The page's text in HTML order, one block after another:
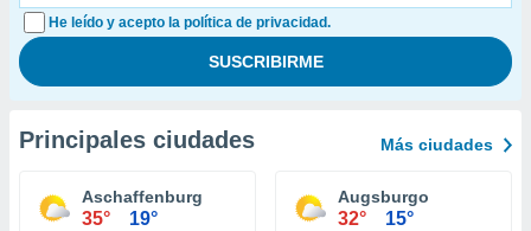
He leído y acepto la política de privacidad.
Principales ciudades Más ciudades
Aschaffenburg
35° 19°
Augsburgo
32° 15°